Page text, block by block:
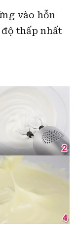
vào hỗn
thấp nhất